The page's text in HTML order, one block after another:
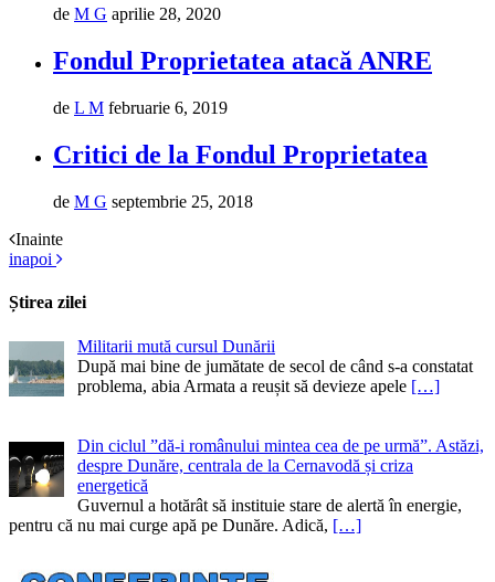
de M G aprilie 28, 2020
Fondul Proprietatea atacă ANRE
de L M februarie 6, 2019
Critici de la Fondul Proprietatea
de M G septembrie 25, 2018
Inainte
inapoi
Știrea zilei
Militarii mută cursul Dunării
După mai bine de jumătate de secol de când s-a constatat
problema, abia Armata a reușit să devieze apele […]
Din ciclul ”dă-i românului mintea cea de pe urmă”. Astăzi,
despre Dunăre, centrala de la Cernavodă și criza
energetică
Guvernul a hotărât să instituie stare de alertă în energie,
pentru că nu mai curge apă pe Dunăre. Adică, […]